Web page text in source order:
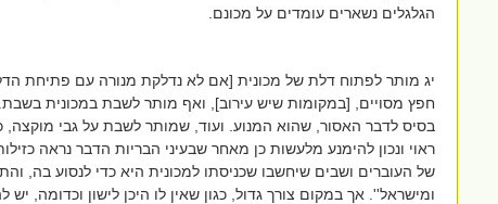
הגלגלים נשארים עומדים על מכונם.
יג מותר לפתוח דלת של מכונית [אם לא נדלקת מנורה עם פתיחת
חפץ מסויים, [במקומות שיש עירוב], ואף מותר לשבת במכונית
בסיס לדבר האסור, שהוא המנוע. ועוד, שמותר לשבת על גבי מוקצה,
ראוי ונכון להימנע מלעשות כן מאחר שבעיני הבריות הדבר נראה
של העוברים ושבים שיחשבו שכניסתו למכונית היא כדי לנסוע בה,
ומישראל''. אך במקום צורך גדול, כגון שאין לו היכן לישון וכדומה, יש